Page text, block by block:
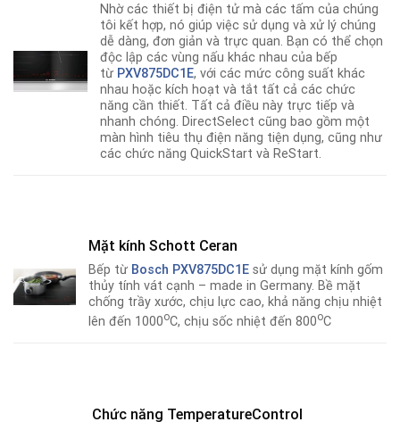
Nhờ các thiết bị điện tử mà các tấm của chúng
tôi kết hợp, nó giúp việc sử dụng và xử lý chúng
dễ dàng, đơn giản và trực quan. Bạn có thể chọn
độc lập các vùng nấu khác nhau của bếp
từ PXV875DC1E, với các mức công suất khác
nhau hoặc kích hoạt và tắt tất cả các chức
năng cần thiết. Tất cả điều này trực tiếp và
nhanh chóng. DirectSelect cũng bao gồm một
màn hình tiêu thụ điện năng tiện dụng, cũng như
các chức năng QuickStart và ReStart.
Mặt kính Schott Ceran
Bếp từ Bosch PXV875DC1E sử dụng mặt kính gốm
thủy tính vát cạnh – made in Germany. Bề mặt
chống trầy xước, chịu lực cao, khả năng chịu nhiệt
lên đến 1000oC, chịu sốc nhiệt đến 800oC
Chức năng TemperatureControl